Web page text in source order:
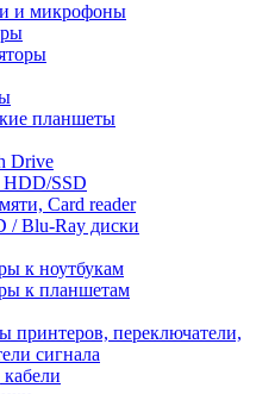
и микрофоны
планшеты
Drive
SSD
Card reader
/ Blu-Ray диски
к ноутбукам
к планшетам
принтеров, переключатели,
сигнала